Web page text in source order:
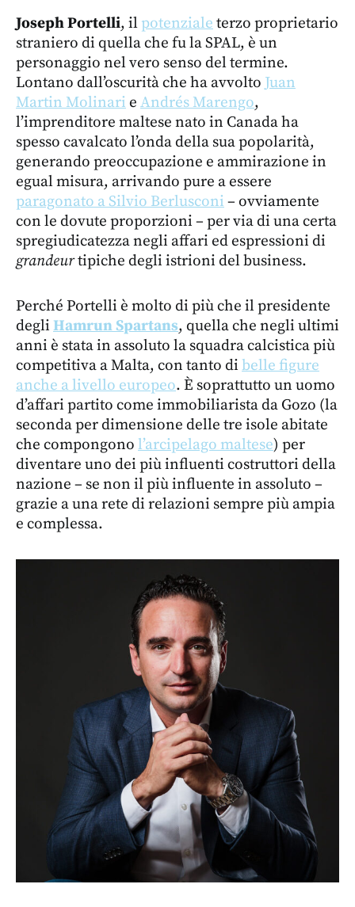
Joseph Portelli, il potenziale terzo proprietario
straniero di quella che fu la SPAL, è un
personaggio nel vero senso del termine.
Lontano dall’oscurità che ha avvolto Juan
Martin Molinari e Andrés Marengo,
l’imprenditore maltese nato in Canada ha
spesso cavalcato l’onda della sua popolarità,
generando preoccupazione e ammirazione in
egual misura, arrivando pure a essere
paragonato a Silvio Berlusconi – ovviamente
con le dovute proporzioni – per via di una certa
spregiudicatezza negli affari ed espressioni di
grandeurtipiche degli istrioni del business.
Perché Portelli è molto di più che il presidente
degli Hamrun Spartans, quella che negli ultimi
anni è stata in assoluto la squadra calcistica più
competitiva a Malta, con tanto di belle figure
anche a livello europeo. È soprattutto un uomo
d’affari partito come immobiliarista da Gozo (la
seconda per dimensione delle tre isole abitate
che compongono l’arcipelago maltese) per
diventare uno dei più influenti costruttori della
nazione – se non il più influente in assoluto –
grazie a una rete di relazioni sempre più ampia
e complessa.